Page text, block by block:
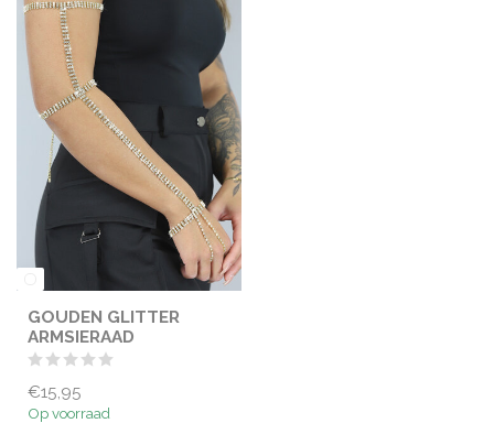
GOUDEN GLITTER
ARMSIERAAD
€15,95
Op voorraad